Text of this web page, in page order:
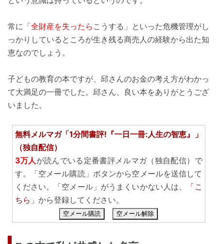
常に「全財産を失ったら こうする」といった危機管理がし
っかりしているところが生き残る商売人の経験から出た知
恵なのでしょう。
子どもの教育の本ですが、邱さんのお金の考え方がわかっ
て大満足の一冊でした。邱さん、良い本をありがとうござ
いました。
無料メルマガ「1分間書評!『一日一冊:人生の智恵』」
（独自配信）
3万人 が読んでいる定番書評メルマガ（独自配信）で
す。「空メール購読」ボタンから空メールを送信して
ください。「空メール」がうまくいかない人は、
「こ
ちら」 から登録してください。
空メール購読 空メール解除